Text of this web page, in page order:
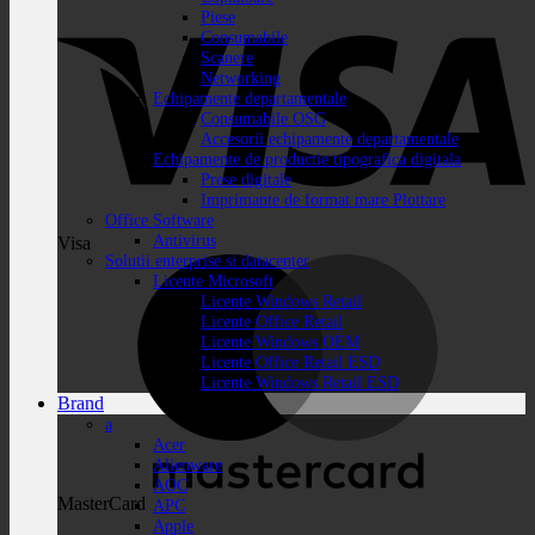
Visa
MasterCard
Piese
Consumabile
Scanere
Networking
Echipamente departamentale
Consumabile OSG
Accesorii echipamente departamentale
Echipamente de productie tipografica digitala
Prese digitale
Imprimante de format mare Plottare
Office Software
Antivirus
Solutii enterprise si datacenter
Licente Microsoft
Licente Windows Retail
Licente Office Retail
Licente Windows OEM
Licente Office Retail ESD
Licente Windows Retail ESD
Brand
a
Acer
Alienware
AOC
APC
Apple